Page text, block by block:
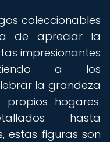
coleccionables
de apreciar la
impresionantes
a los
la grandeza
hogares.
hasta
estas figuras son